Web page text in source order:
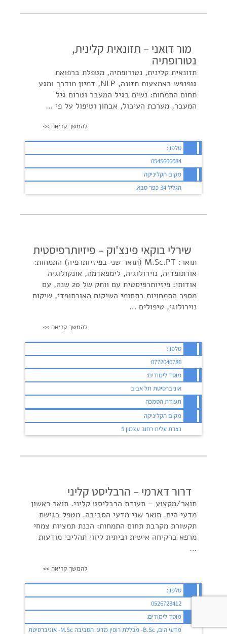
מור דואני – תזונאית קלינית,
נטורופתיה
תזונאית קלינית, נטורופתיה, מטפלת ברפואת
גופנפש באמצעות תזונה, NLP, דמיון מודרך ומגע
תחום התמחות: נשים בגיל המעבר וטרום גיל
המעבר, מערכת העיכול, אבחון וטיפול על פי …
להמשך קריאה >>
טלפון:
0545606084
מקום הקליניקה
הגליל 34 כפר סבא.
שירלי בוקאי פינצ'וק – פיזיותרפיסטית
תואר: M.Sc.PT (תואר שני בפיזיותרפיה) התמחות:
אורתופדיה, נוירולוגיה, לימפאדמה, אונקולוגיה
אודותי: פיזיותרפיסטית עם וותק של 20 שנה, עם
מספר התמחויות בתחומי השיקום האורתופדי, שיקום
נוירולוגי, טיפולים …
להמשך קריאה >>
טלפון:
0772040786
מוסד לימודים:
אוניברסיטת תל אביב
תעודת הסמכה
מקום הקליניקה
נצרת עלית רחוב עצמון 5
דרור דארמי – הרבליסט קליני
תואר/מקצוע – תעודת הרבליסט קליני. תואר ראשון
מדעי הים. תואר שני מדעי הסביבה. מטפל בגישת
תקשורת מקרבת תחום התמחות: הכנת תמציות צמחי
מרפא ברקיחה אישית וביתית ליווי תהליכי מודעות
…
להמשך קריאה >>
טלפון:
0526723412
מוסד לימודים:
מדעי הים, B.Sc- מכללת רופין מדעי הסביבה M.Sc- אוניברסיטת